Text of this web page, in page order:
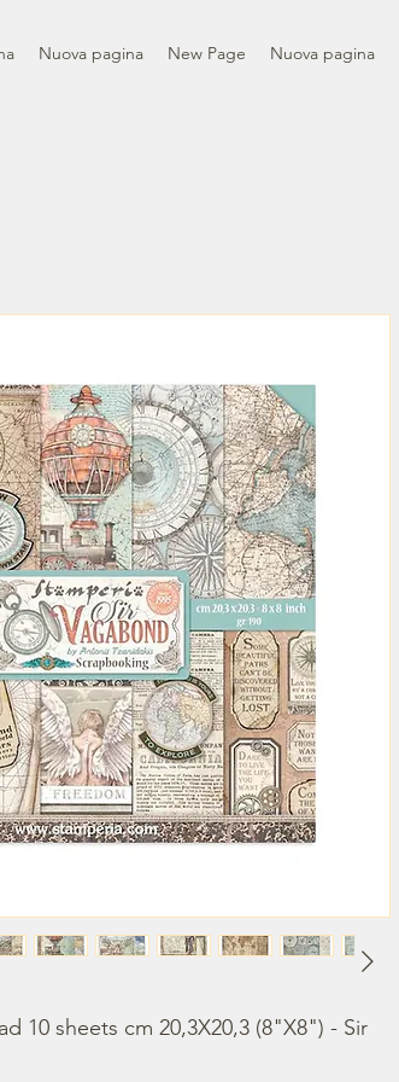
Nuova pagina New Page Nuova pagina
10 sheets cm 20,3X20,3 (8"X8") - Sir